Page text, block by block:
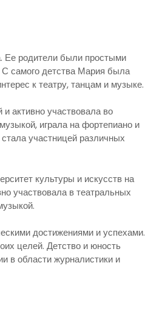
Ее родители были простыми
С самого детства Мария была
к театру, танцам и музыке.
активно участвовала во
играла на фортепиано и
участницей различных
культуры и искусств на
участвовала в театральных
достижениями и успехами.
целей. Детство и юность
в области журналистики и